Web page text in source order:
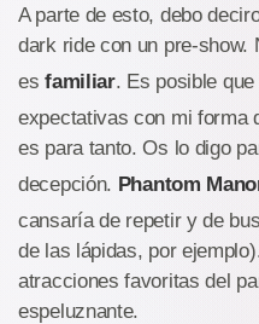
A parte de esto, debo
dark ride con un pre-show.
esfamiliar. Es posible
expectativas con mi forma
es para tanto. Os lo digo
decepción. Phantom
cansaría de repetir y de
de las lápidas, por
atracciones favoritas del
espeluznante.